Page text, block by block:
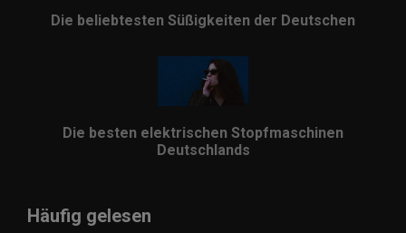
Die beliebtesten Süßigkeiten der Deutschen
Die besten elektrischen Stopfmaschinen
Deutschlands
Häufig gelesen